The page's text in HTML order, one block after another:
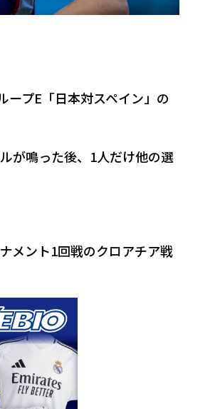
ープE「日本対スペイン」の
が鳴った後、1人だけ他の選
メント1回戦のクロアチア戦